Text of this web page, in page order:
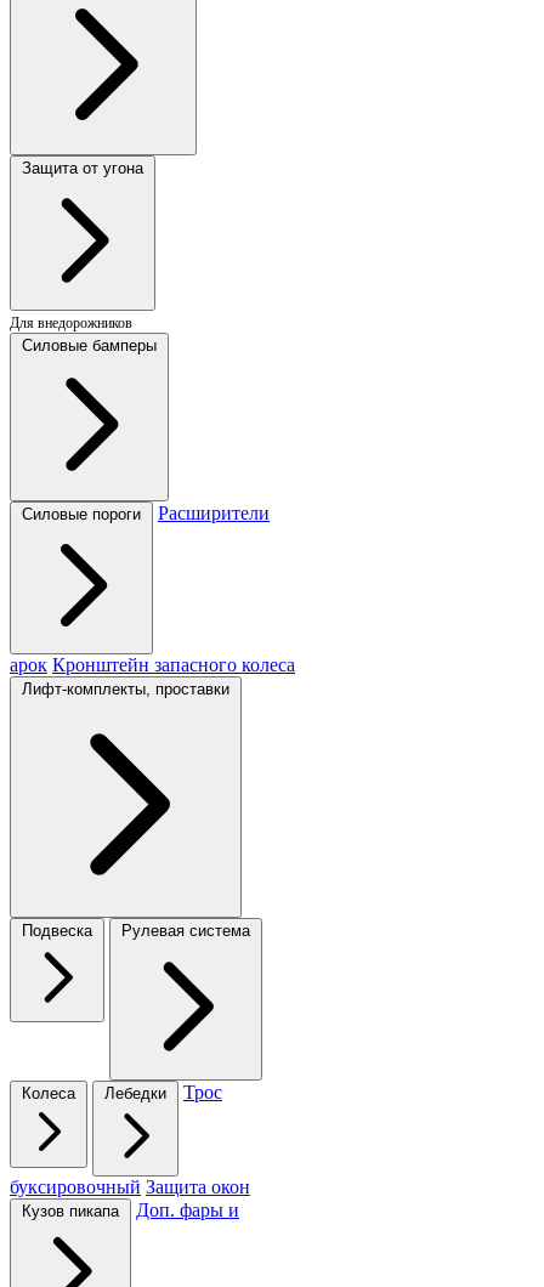
Защита от угона
Для внедорожников
Силовые бамперы
Силовые пороги Расширители
арок Кронштейн запасного колеса
Лифт-комплекты, проставки
Подвеска Рулевая система
Колеса Лебедки Трос
буксировочный Защита окон
Кузов пикапа Доп. фары и